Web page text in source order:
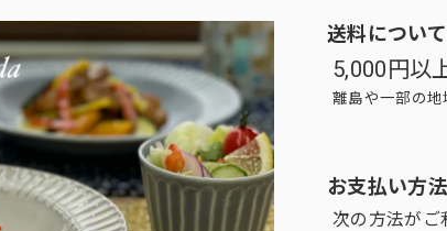
送料について
5,000円以
離島や一部の地
お支払い方
次の方法がご